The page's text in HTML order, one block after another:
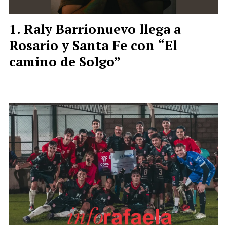
Raly Barrionuevo llega a
Rosario y Santa Fe con “El
camino de Solgo”